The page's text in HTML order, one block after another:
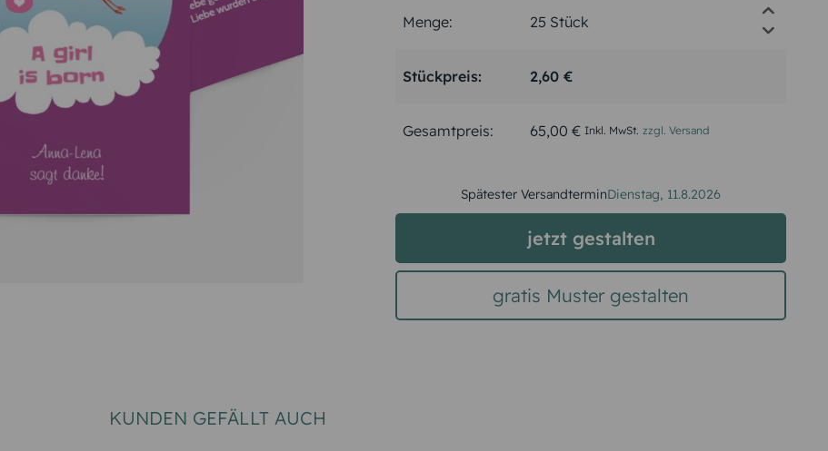
Menge:
Stückpreis: 2,60 €
Gesamtpreis: 65,00 € Inkl. MwSt. zzgl. Versand
Spätester VersandterminDienstag, 11.8.2026
jetzt gestalten
gratis Muster gestalten
KUNDEN GEFÄLLT AUCH